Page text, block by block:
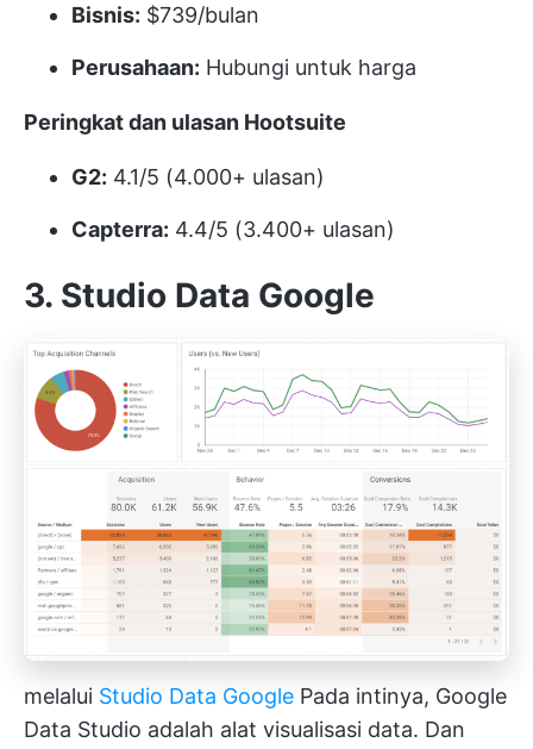
Bisnis: $739/bulan
Perusahaan: Hubungi untuk harga
Peringkat dan ulasan Hootsuite
G2: 4.1/5 (4.000+ ulasan)
Capterra: 4.4/5 (3.400+ ulasan)
3. Studio Data Google
melalui Studio Data Google Pada intinya, Google
Data Studio adalah alat visualisasi data. Dan